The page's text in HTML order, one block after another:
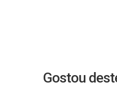
Gostou